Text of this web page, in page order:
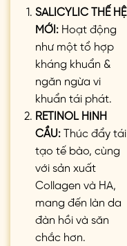
SALICYLIC THẾ HỆ
MỚI: Hoạt động
như một tổ hợp
kháng khuẩn &
ngăn ngừa vi
khuẩn tái phát.
RETINOL HÌNH
CẦU: Thúc đẩy tái
tạo tế bào, cùng
với sản xuất
Collagen và HA,
mang đến làn da
đàn hồi và săn
chắc hơn.